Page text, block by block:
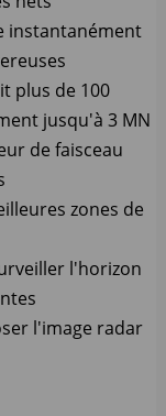
instantanément
plus de 100
jusqu'à 3 MN
de faisceau
zones de
l'horizon
l'image radar